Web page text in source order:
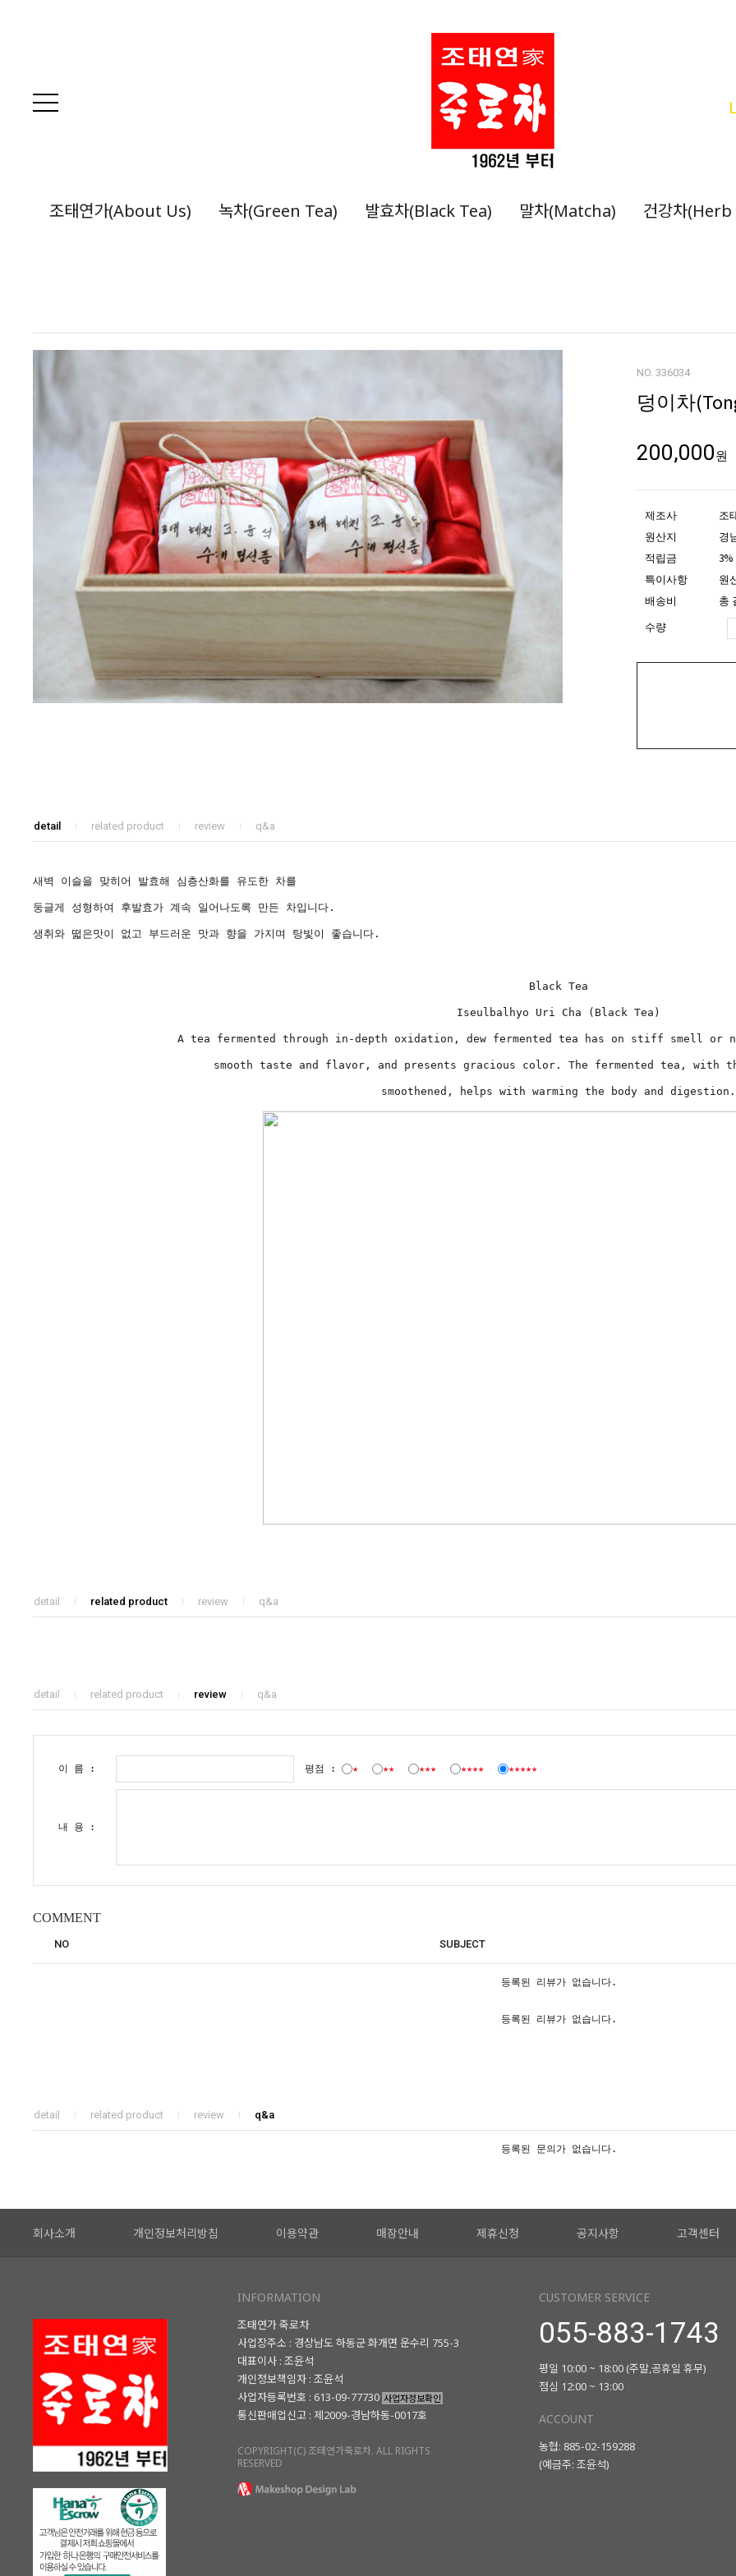
조태연가(About Us) 녹차(Green Tea) 발효차(Black Tea) 말차(Matcha) 건강차(Herb
NO. 336034
덩이차
200,000원
제조사
조
원산지
경
적립금
3%
특이사항
원
배송비
총
수량
detail related product review q&a
새벽 이슬을 맞히어 발효해 심층산화를 유도한 차를
둥글게 성형하여 후발효가 계속 일어나도록 만든 차입니다.
생취와 떫은맛이 없고 부드러운 맛과 향을 가지며 탕빛이 좋습니다.
Black Tea
Iseulbalhyo Uri Cha (Black Tea)
A tea fermented through in-depth oxidation, dew fermented tea has on stiff smell or
smooth taste and flavor, and presents gracious color. The fermented tea, with
smoothened, helps with warming the body and digestion.
detail related product review q&a
detail related product review q&a
이 름 : 평점 : ★ ★★ ★★★ ★★★★ ★★★★★
내 용 :
COMMENT
NO SUBJECT
등록된 리뷰가 없습니다.
등록된 리뷰가 없습니다.
detail related product review q&a
등록된 문의가 없습니다.
회사소개 개인정보처리방침 이용약관 매장안내 제휴신청 공지사항 고객센터
INFORMATION
조태연가 죽로차
사업장주소 : 경상남도 하동군 화개면 운수리 755-3
대표이사 : 조윤석
개인정보책임자 : 조윤석
사업자등록번호 : 613-09-77730 사업자정보확인
통신판매업신고 : 제2009-경남하동-0017호
COPYRIGHT(C) 조태연가죽로차. ALL RIGHTS
RESERVED
CUSTOMER SERVICE
055-883-1743
평일 10:00 ~ 18:00 (주말,공휴일 휴무)
점심 12:00 ~ 13:00
ACCOUNT
농협: 885-02-159288
(예금주: 조윤석)